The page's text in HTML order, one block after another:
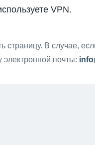
VPN.
страницу. В случае,
почты: